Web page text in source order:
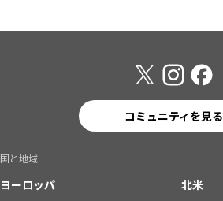
コミュニティを見る
国と地域
ヨーロッパ
北米